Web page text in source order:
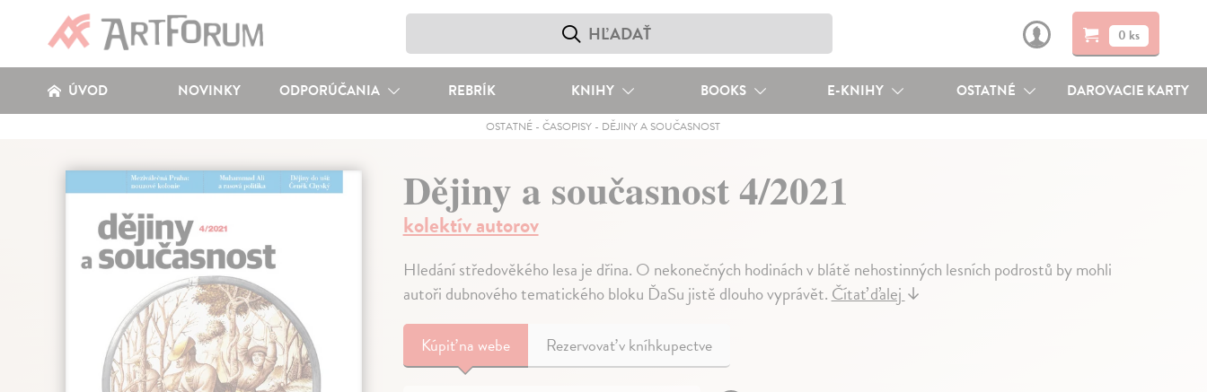
0 ks
ÚVOD NOVINKY ODPORÚČANIA REBRÍK KNIHY BOOKS E-KNIHY OSTATNÉ DAROVACIE KARTY
OSTATNÉ -ČASOPISY - DĚJINY A SOUČASNOST
Dějiny a současnost 4/2021
kolektív autorov
Hledání středověkého lesa je dřina. O nekonečných hodinách v blátě nehostinných lesních podrostů by mohli
autoři dubnového tematického bloku ĎaSu jistě dlouho vyprávět.Čítať ďalej↓
Kúpiťna webe Rezervovať v kníhkupectve